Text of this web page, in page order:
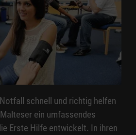
schnell und richtig helfen
ein umfassendes
Erste Hilfe entwickelt. In ihren